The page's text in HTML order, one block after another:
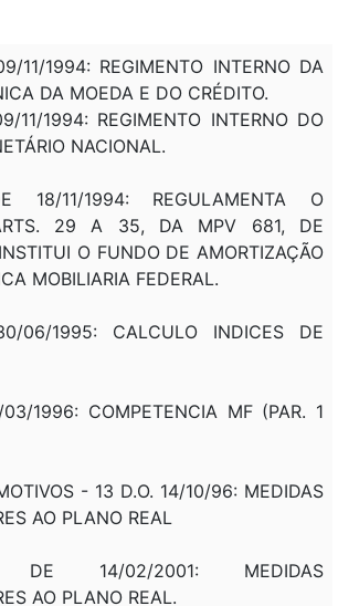
11/1994: REGIMENTO INTERNO DA
DA MOEDA E DO CRÉDITO.
11/1994: REGIMENTO INTERNO DO
NACIONAL.
18/11/1994: REGULAMENTA O
29 A 35, DA MPV 681, DE
O FUNDO DE AMORTIZAÇÃO
MOBILIARIA FEDERAL.
06/1995: CALCULO INDICES DE
1996: COMPETENCIA MF (PAR. 1
- 13 D.O. 14/10/96: MEDIDAS
AO PLANO REAL
14/02/2001: MEDIDAS
AO PLANO REAL.